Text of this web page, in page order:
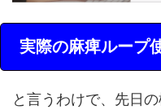
実際の麻痺ループ
と言うわけで、先日